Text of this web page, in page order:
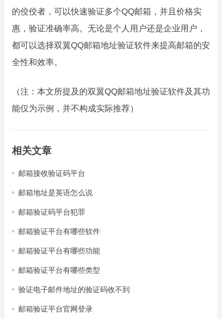
的佼佼者，可以快速验证多个QQ邮箱，并且价格实
惠，验证准确率高。无论是个人用户还是企业用户，
都可以选择双翼QQ邮箱地址验证软件来提高邮箱的安
全性和效率。
（注：本文所提及的双翼QQ邮箱地址验证软件及其功
能仅为示例，并不构成实际推荐）
相关文章
邮箱接收验证码平台
邮箱地址是英语怎么说
邮箱验证码平台犯罪
邮箱验证平台有哪些软件
邮箱验证平台有哪些功能
邮箱验证平台有哪些类型
验证电子邮件地址的验证码收不到
邮箱验证平台官网登录